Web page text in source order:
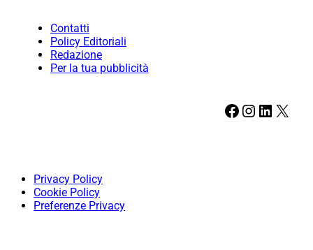
Contatti
Policy Editoriali
Redazione
Per la tua pubblicità
Facebook Instagram LinkedIn X
Privacy Policy
Cookie Policy
Preferenze Privacy